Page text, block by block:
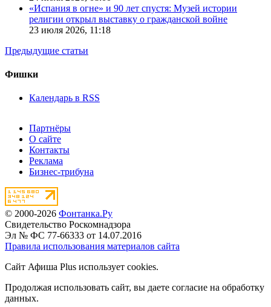
«Испания в огне» и 90 лет спустя: Музей истории
религии открыл выставку о гражданской войне
23 июля 2026, 11:18
Предыдущие статьи
Фишки
Календарь в RSS
Партнёры
О сайте
Контакты
Реклама
Бизнес-трибуна
© 2000-2026 Фонтанка.Ру
Свидетельство Роскомнадзора
Эл № ФС 77-66333 от 14.07.2016
Правила использования материалов сайта
Сайт Афиша Plus использует cookies.
Продолжая использовать сайт, вы даете согласие на обработку
данных.